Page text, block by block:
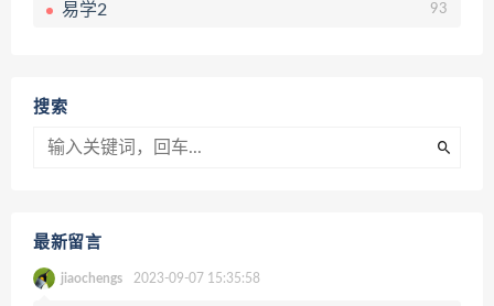
易学2 93
搜索
最新留言
jiaochengs 2023-09-07 15:35:58